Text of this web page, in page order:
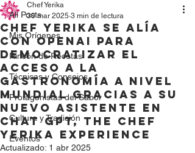
All Posts
Mis Orígenes
Rincón de Recetas
Técnicas y Consejos
Protagonistas del Sabor
Cultura y Tradición
Eventos
Chef Yerika se alía
con OpenAI para
democratizar EL
ACCESO A la
gastronomía A NIVEL
mundial gracias a su
nuevo asistente en
Chat GPT, The Chef
Yerika Experience
Chef Yerika
30 mar 2025 3 min de lectura
Actualizado: 1 abr 2025